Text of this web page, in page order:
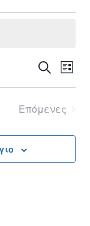
and
Αναζήτηση
Λίστα
Επόμενες